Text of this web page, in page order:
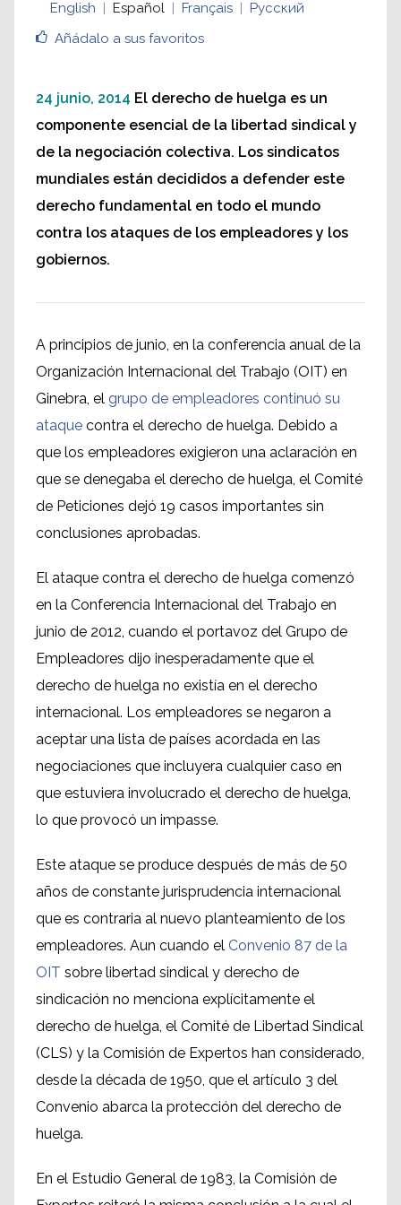
derecho de huelga
Añádalo a sus favoritos
English
Español Français Русский
24 junio, 2014 El derecho de huelga es un
componente esencial de la libertad sindical y
de la negociación colectiva. Los sindicatos
mundiales están decididos a defender este
derecho fundamental en todo el mundo
contra los ataques de los empleadores y los
gobiernos.
A principios de junio, en la conferencia anual de la
Organización Internacional del Trabajo (OIT) en
Ginebra, el grupo de empleadores continuó su
ataque contra el derecho de huelga. Debido a
que los empleadores exigieron una aclaración en
que se denegaba el derecho de huelga, el Comité
de Peticiones dejó 19 casos importantes sin
conclusiones aprobadas.
El ataque contra el derecho de huelga comenzó
en la Conferencia Internacional del Trabajo en
junio de 2012, cuando el portavoz del Grupo de
Empleadores dijo inesperadamente que el
derecho de huelga no existía en el derecho
internacional. Los empleadores se negaron a
aceptar una lista de países acordada en las
negociaciones que incluyera cualquier caso en
que estuviera involucrado el derecho de huelga,
lo que provocó un impasse.
Este ataque se produce después de más de 50
años de constante jurisprudencia internacional
que es contraria al nuevo planteamiento de los
empleadores. Aun cuando el Convenio 87 de la
OIT sobre libertad sindical y derecho de
sindicación no menciona explícitamente el
derecho de huelga, el Comité de Libertad Sindical
(CLS) y la Comisión de Expertos han considerado,
desde la década de 1950, que el artículo 3 del
Convenio abarca la protección del derecho de
huelga.
En el Estudio General de 1983, la Comisión de